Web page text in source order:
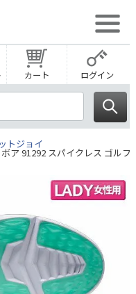
カート ログイン
トジョイ
ア 91292 スパイクレス ゴルフ